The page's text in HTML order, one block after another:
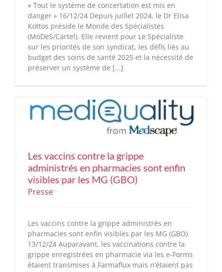
« Tout le système de concertation est mis en
danger » 16/12/24 Depuis juillet 2024, le Dr Elisa
Kottos préside le Monde des Spécialistes
(MoDeS/Cartel). Elle revient pour Le Spécialiste
sur les priorités de son syndicat, les défis liés au
budget des soins de santé 2025 et la nécessité de
préserver un système de [...]
Les vaccins contre la grippe
administrés en pharmacies sont enfin
visibles par les MG (GBO)
Presse
Les vaccins contre la grippe administrés en
pharmacies sont enfin visibles par les MG (GBO)
13/12/24 Auparavant, les vaccinations contre la
grippe enregistrées en pharmacie via les e-Forms
étaient transmises à Farmaflux mais n’étaient pas